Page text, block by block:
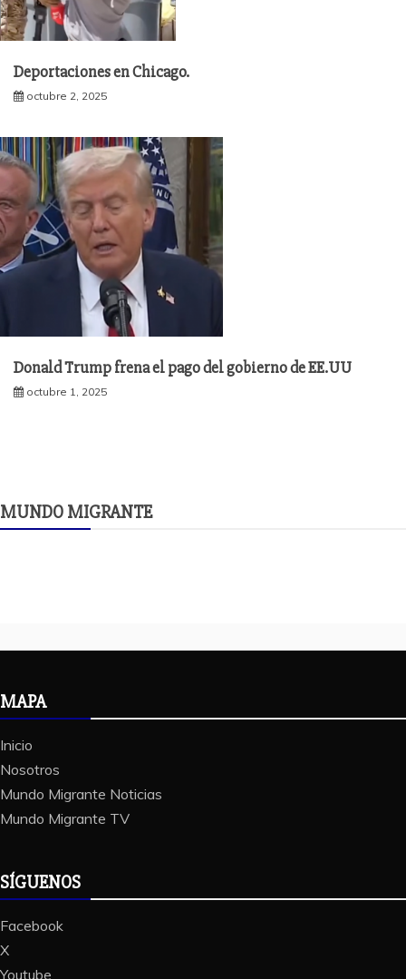
Deportaciones en Chicago.
octubre 2, 2025
Donald Trump frena el pago del gobierno de EE.UU
octubre 1, 2025
MUNDO MIGRANTE
MAPA
Inicio
Nosotros
Mundo Migrante Noticias
Mundo Migrante TV
SÍGUENOS
Facebook
X
Youtube